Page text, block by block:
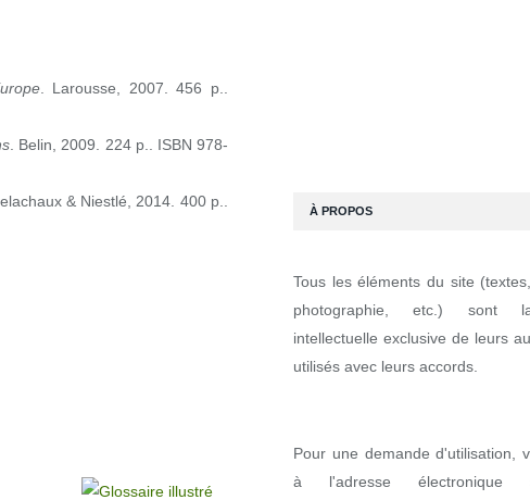
. Larousse, 2007. 456 p..
. Belin, 2009. 224 p.. ISBN 978-
& Niestlé, 2014. 400 p..
À PROPOS
Tous les éléments du site
photographie, etc.) sont
intellectuelle exclusive de leurs
utilisés avec leurs accords.
Pour une demande d'utilisation,
à l'adresse électronique